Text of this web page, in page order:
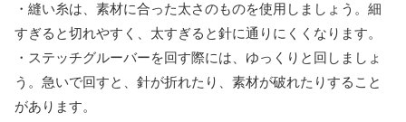
・縫い糸は、素材に合った太さのものを使用しましょう。細
すぎると切れやすく、太すぎると針に通りにくくなります。
・ステッチグルーバーを回す際には、ゆっくりと回しましょ
う。急いで回すと、針が折れたり、素材が破れたりすること
があります。